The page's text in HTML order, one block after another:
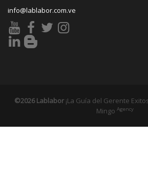
info@lablabor.com.ve
©2026 Lablabor ¡La Guía del Gerente
Mingo Agency